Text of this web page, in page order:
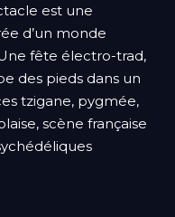
est une
d’un monde
fête électro-trad,
des pieds dans un
tzigane, pygmée,
scène française